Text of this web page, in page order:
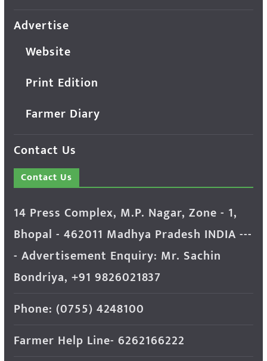
Advertise
Website
Print Edition
Farmer Diary
Contact Us
Contact Us
14 Press Complex, M.P. Nagar, Zone - 1,
Bhopal - 462011 Madhya Pradesh INDIA ---
- Advertisement Enquiry: Mr. Sachin
Bondriya, +91 9826021837
Phone: (0755) 4248100
Farmer Help Line- 6262166222